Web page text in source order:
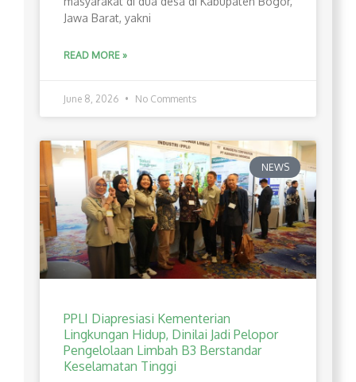
Jawa Barat, yakni
READ MORE »
June 8, 2026 No Comments
NEWS
PPLI Diapresiasi Kementerian
Lingkungan Hidup, Dinilai Jadi Pelopor
Pengelolaan Limbah B3 Berstandar
Keselamatan Tinggi